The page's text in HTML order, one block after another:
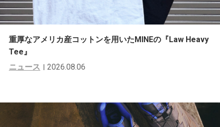
重厚なアメリカ産コットンを用いたMINEの『Law Heavy
Tee』
ニュース
2026.08.06